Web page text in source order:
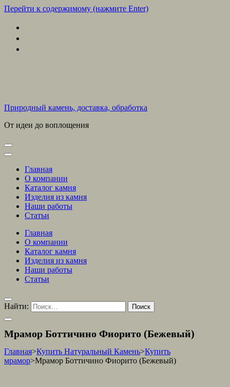
Перейти к содержимому (нажмите Enter)
Природный камень, доставка, обработка
От идеи до воплощения
Главная
О компании
Каталог камня
Изделия из камня
Наши работы
Статьи
Главная
О компании
Каталог камня
Изделия из камня
Наши работы
Статьи
Найти:
Мрамор Боттичино Фиорито (Бежевый)
Главная>Купить Натуральный Камень>Купить
мрамор>Мрамор Боттичино Фиорито (Бежевый)